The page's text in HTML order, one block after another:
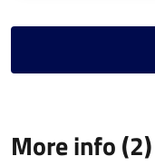
More info (2)